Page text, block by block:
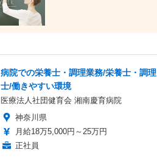
病院での栄養士・調理業務/栄養士・調理
士/働きやすい環境
医療法人社団健育会 湘南慶育病院
神奈川県
月給18万5,000円～25万円
正社員